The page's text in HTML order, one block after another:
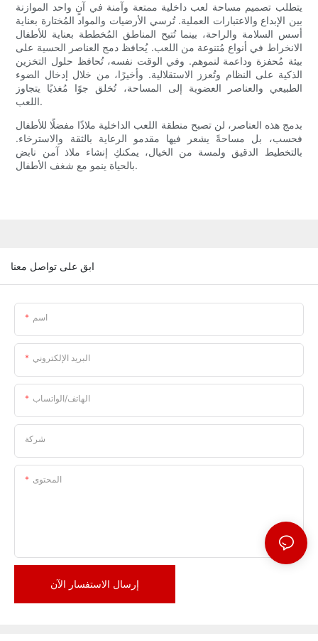
يتطلب تصميم مساحة لعب داخلية ممتعة وآمنة في آنٍ واحد الموازنة
بين الإبداع والاعتبارات العملية. تُرسي الأرضيات والمواد المُختارة بعناية
أسس السلامة والراحة، بينما تُتيح المناطق المُخططة بعناية للأطفال
الانخراط في أنواع مُتنوعة من اللعب. يُحافظ دمج العناصر الحسية على
بيئة مُحفزة وداعمة لنموهم. وفي الوقت نفسه، تُحافظ حلول التخزين
الذكية على النظام وتُعزز الاستقلالية. وأخيرًا، من خلال إدخال الضوء
الطبيعي والعناصر العضوية إلى المساحة، تُخلق جوًا مُغذيًا يتجاوز
اللعب.
بدمج هذه العناصر، لن تصبح منطقة اللعب الداخلية ملاذًا مفضلًا للأطفال
فحسب، بل مساحةً يشعر فيها مقدمو الرعاية بالثقة والاسترخاء.
بالتخطيط الدقيق ولمسة من الخيال، يمكنكِ إنشاء ملاذ آمن نابض
بالحياة ينمو مع شغف الأطفال.
ابق على تواصل معنا
اسم
البريد الإلكتروني
الهاتف/الواتساب
شركة
المحتوى
إرسال الاستفسار الآن